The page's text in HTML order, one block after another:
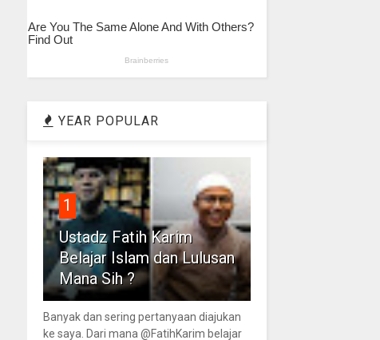
YEAR POPULAR
1
Ustadz Fatih Karim
Belajar Islam dan Lulusan
Mana Sih ?
Banyak dan sering pertanyaan diajukan
ke saya. Dari mana @FatihKarim belajar